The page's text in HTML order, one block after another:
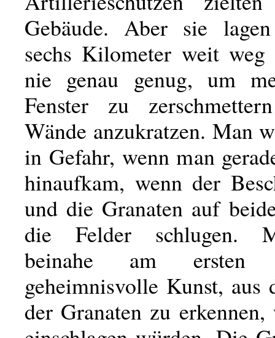
Gebäude. Aber sie
sechs Kilometer weit
nie genau genug, um
Fenster zu
Wände anzukratzen. Man
in Gefahr, wenn man
hinaufkam, wenn der
und die Granaten auf
die Felder schlugen.
beinahe am
geheimnisvolle Kunst, aus
der Granaten zu